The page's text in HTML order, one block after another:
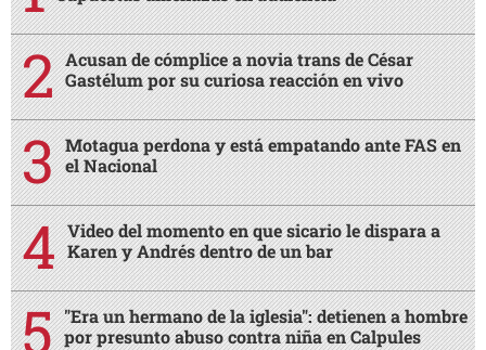
Acusan de cómplice a novia trans de César
Gastélum por su curiosa reacción en vivo
Motagua perdona y está empatando ante FAS en
el Nacional
Video del momento en que sicario le dispara a
Karen y Andrés dentro de un bar
"Era un hermano de la iglesia": detienen a hombre
por presunto abuso contra niña en Calpules